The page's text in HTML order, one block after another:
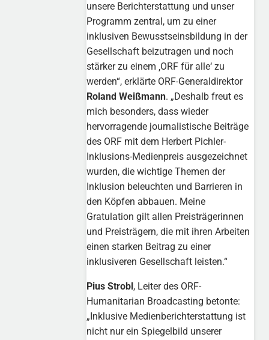
unsere Berichterstattung und unser
Programm zentral, um zu einer
inklusiven Bewusstseinsbildung in der
Gesellschaft beizutragen und noch
stärker zu einem ‚ORF für alle‘ zu
werden“, erklärte ORF-Generaldirektor
Roland Weißmann. „Deshalb freut es
mich besonders, dass wieder
hervorragende journalistische Beiträge
des ORF mit dem Herbert Pichler-
Inklusions-Medienpreis ausgezeichnet
wurden, die wichtige Themen der
Inklusion beleuchten und Barrieren in
den Köpfen abbauen. Meine
Gratulation gilt allen Preisträgerinnen
und Preisträgern, die mit ihren Arbeiten
einen starken Beitrag zu einer
inklusiveren Gesellschaft leisten.“
Pius Strobl, Leiter des ORF-
Humanitarian Broadcasting betonte:
„Inklusive Medienberichterstattung ist
nicht nur ein Spiegelbild unserer